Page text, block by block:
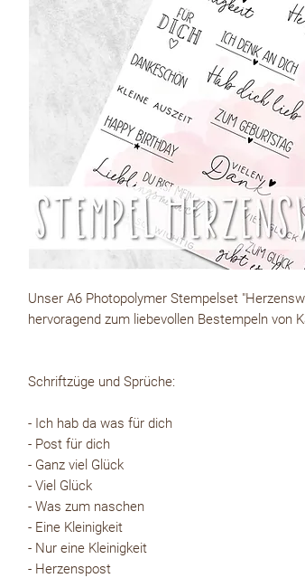
Unser A6 Photopolymer Stempelset
hervoragend zum liebevollen Bestempeln von
Schriftzüge und Sprüche:
- Ich hab da was für dich
- Post für dich
- Ganz viel Glück
- Viel Glück
- Was zum naschen
- Eine Kleinigkeit
- Nur eine Kleinigkeit
- Herzenspost